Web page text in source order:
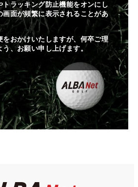
トラッキング防止機能をオンにし
画面が頻繁に表示されることがあ
をおかけいたしますが、何卒ご理
う、お願い申し上げます。